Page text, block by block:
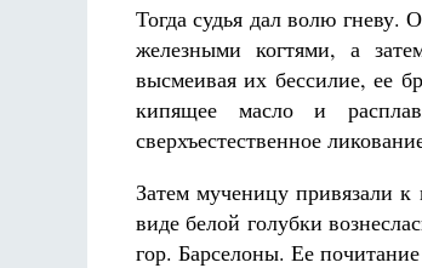
Тогда судья дал волю гневу.
железными когтями, а
высмеивая их бессилие, ее
кипящее масло и
сверхъестественное
Затем мученицу привязали к
виде белой голубки
гор. Барселоны. Ее
Фредерика де Грааф